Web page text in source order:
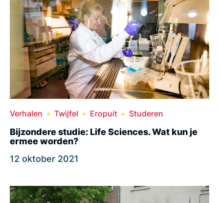
Verhalen Twijfel Eropuit Studeren
Bijzondere studie: Life Sciences. Wat kun je
ermee worden?
12 oktober 2021